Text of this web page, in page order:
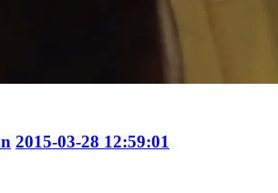
2015-03-28 12:59:01